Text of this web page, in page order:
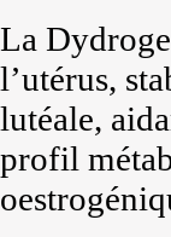
La
l’utérus,
lutéale,
profil